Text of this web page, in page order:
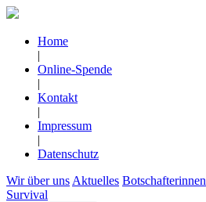
Home
|
Online-Spende
|
Kontakt
|
Impressum
|
Datenschutz
Wir über uns Aktuelles Botschafterinnen
Survival